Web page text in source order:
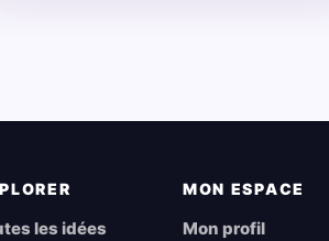
les idées
MON ESPACE
Mon profil